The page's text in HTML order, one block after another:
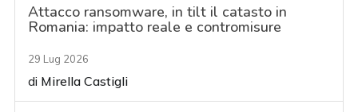
Attacco ransomware, in tilt il catasto in
Romania: impatto reale e contromisure
29 Lug 2026
di Mirella Castigli